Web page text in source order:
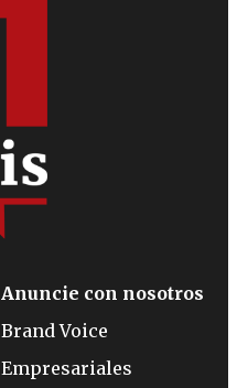
Anuncie con nosotros
Brand Voice
Empresariales